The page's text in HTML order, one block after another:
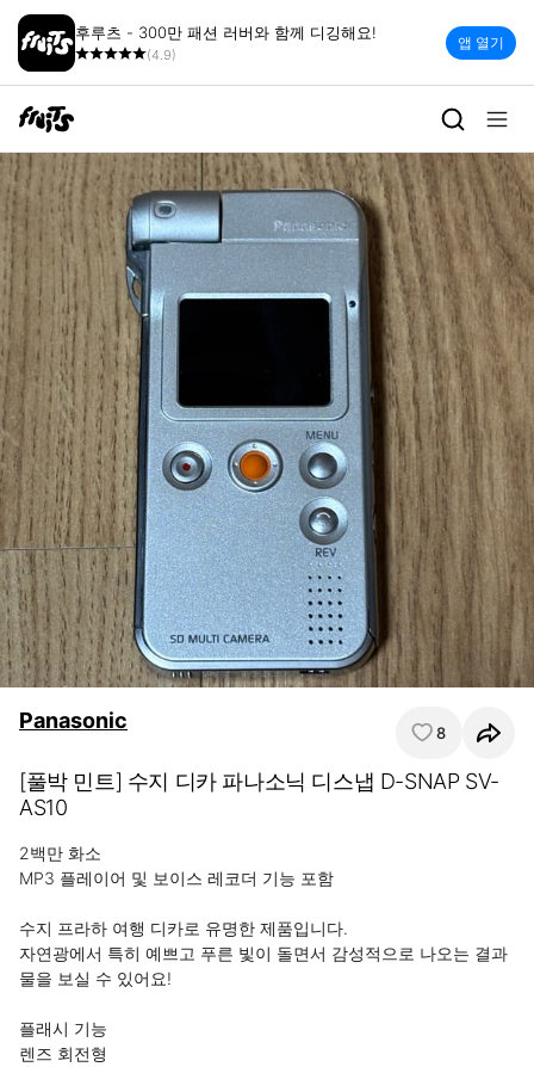
후루츠 - 300만 패션 러버와 함께 디깅해요!
(4.9)
앱 열기
Panasonic 8
[풀박 민트] 수지 디카 파나소닉 디스냅 D-SNAP SV-
AS10
2백만 화소
MP3 플레이어 및 보이스 레코더 기능 포함
수지 프라하 여행 디카로 유명한 제품입니다.
자연광에서 특히 예쁘고 푸른 빛이 돌면서 감성적으로 나오는 결과
물을 보실 수 있어요!
플래시 기능
렌즈 회전형